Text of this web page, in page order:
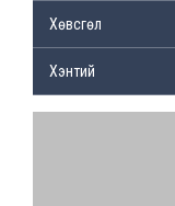
Хөвсгөл
Хэнтий